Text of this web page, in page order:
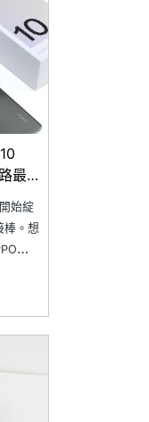
最
始綻
棒。想
超廣
絕美
手機